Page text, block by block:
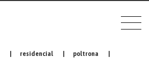
residencial poltrona